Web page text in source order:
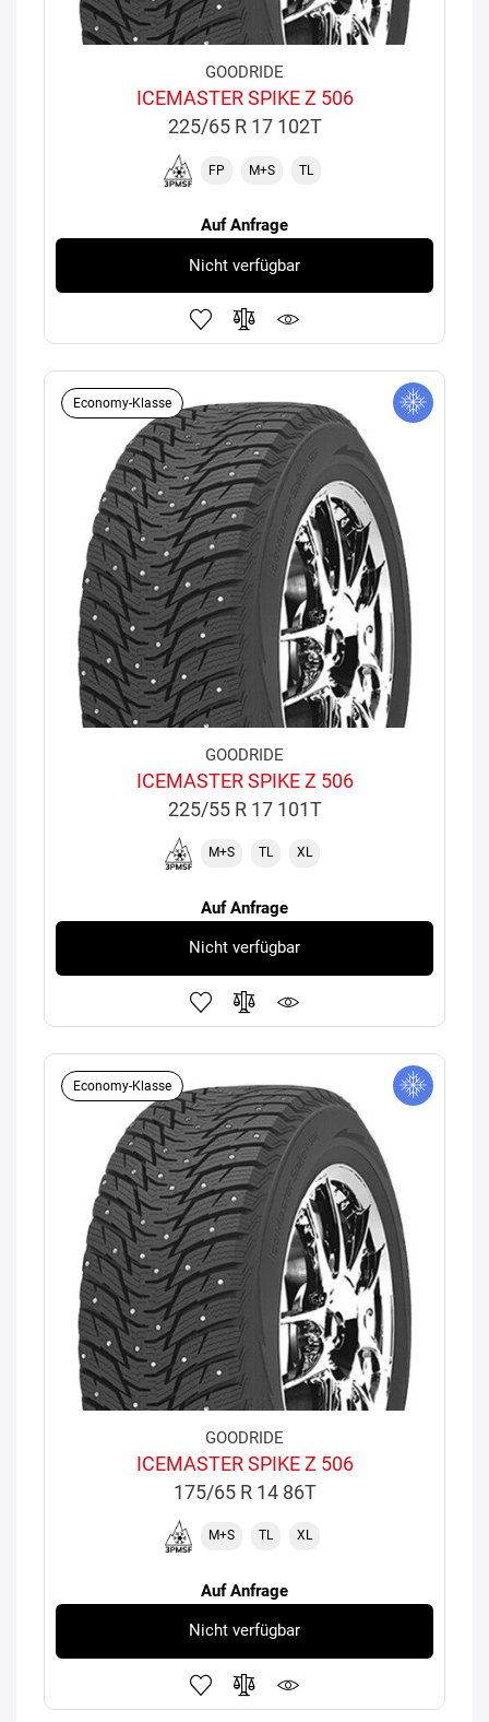
GOODRIDE
ICEMASTER SPIKE Z 506
225/65 R 17 102T
FP M+S TL
Auf Anfrage
Nicht verfügbar
Economy-Klasse
GOODRIDE
ICEMASTER SPIKE Z 506
225/55 R 17 101T
M+S TL XL
Auf Anfrage
Nicht verfügbar
Economy-Klasse
GOODRIDE
ICEMASTER SPIKE Z 506
175/65 R 14 86T
M+S TL XL
Auf Anfrage
Nicht verfügbar